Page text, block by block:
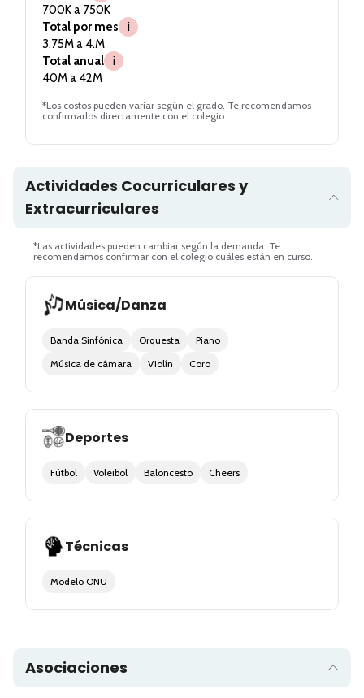
700K a 750K
Total por mes
i
3.75M a 4.M
Total anual
i
40M a 42M
*Los costos pueden variar según el grado. Te recomendamos
confirmarlos directamente con el colegio.
Actividades Cocurriculares y
Extracurriculares
*Las actividades pueden cambiar según la demanda. Te
recomendamos confirmar con el colegio cuáles están en curso.
Música/Danza
Banda Sinfónica Orquesta
Piano
Música de cámara
Violín Coro
Deportes
Fútbol Voleibol Baloncesto Cheers
Técnicas
Modelo ONU
Asociaciones